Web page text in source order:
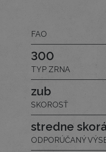
FAO
300
TYP ZRNA
zub
SKOROSŤ
stredne
ODPORÚČANÝ